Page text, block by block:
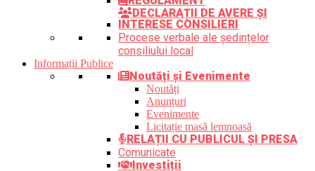
DECLARAȚII DE AVERE ȘI
INTERESE CONSILIERI
Procese verbale ale ședințelor
consiliului local
Informații Publice
Noutăți și Evenimente
Noutăți
Anunțuri
Evenimente
Licitație masă lemnoasă
RELAȚII CU PUBLICUL ȘI PRESA
Comunicate
Investiții